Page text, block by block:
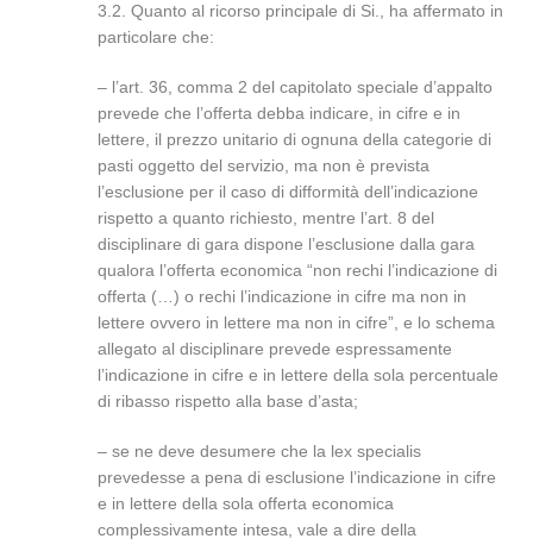
3.2. Quanto al ricorso principale di Si., ha affermato in
particolare che:
– l’art. 36, comma 2 del capitolato speciale d’appalto
prevede che l’offerta debba indicare, in cifre e in
lettere, il prezzo unitario di ognuna della categorie di
pasti oggetto del servizio, ma non è prevista
l’esclusione per il caso di difformità dell’indicazione
rispetto a quanto richiesto, mentre l’art. 8 del
disciplinare di gara dispone l’esclusione dalla gara
qualora l’offerta economica “non rechi l’indicazione di
offerta (…) o rechi l’indicazione in cifre ma non in
lettere ovvero in lettere ma non in cifre”, e lo schema
allegato al disciplinare prevede espressamente
l’indicazione in cifre e in lettere della sola percentuale
di ribasso rispetto alla base d’asta;
– se ne deve desumere che la lex specialis
prevedesse a pena di esclusione l’indicazione in cifre
e in lettere della sola offerta economica
complessivamente intesa, vale a dire della